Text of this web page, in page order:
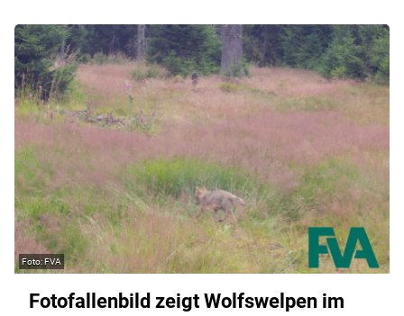
FVA
Fotofallenbild zeigt Wolfswelpen im